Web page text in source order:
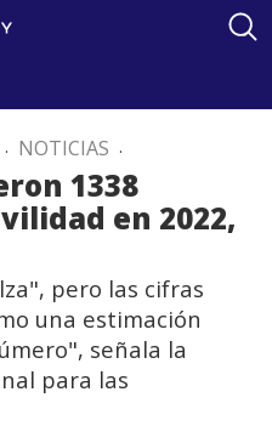
. NOTICIAS .
1338
en 2022,
pero las cifras
una estimación
señala la
para las